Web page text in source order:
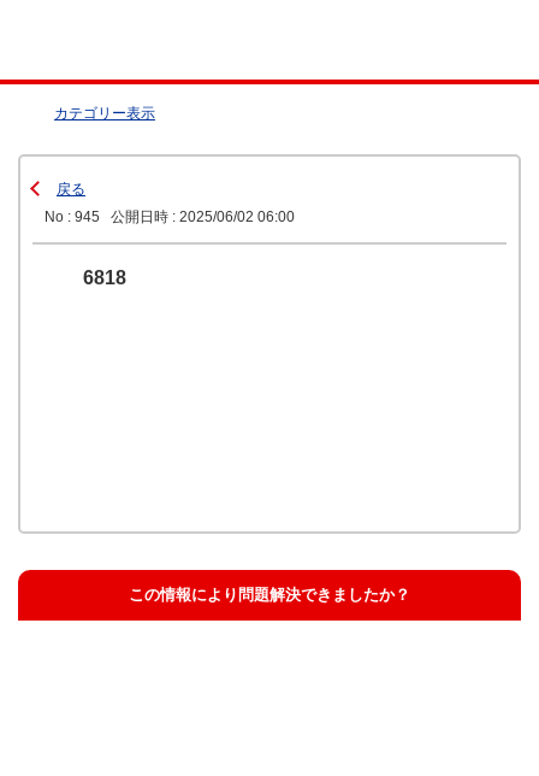
カテゴリー表示
戻る
No : 945
公開日時 : 2025/06/02 06:00
6818
この情報により問題解決できましたか？